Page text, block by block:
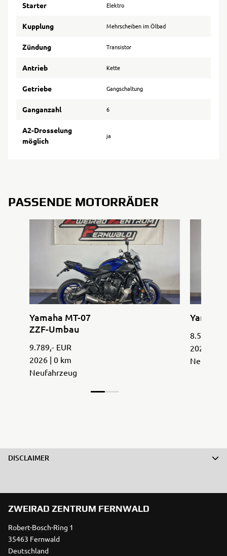
Starter Elektro
Kupplung Mehrscheiben im Ölbad
Zündung Transistor
Antrieb Kette
Getriebe Gangschaltung
Ganganzahl 6
A2-Drosselung
möglich
ja
PASSENDE MOTORRÄDER
Yamaha MT-07
ZZF-Umbau
9.789,- EUR
2026 | 0 km
Neufahrzeug
Yamaha
8.589,-
2026 | 0
DISCLAIMER
ZWEIRAD ZENTRUM FERNWALD
Robert-Bosch-Ring 1
35463 Fernwald
Deutschland